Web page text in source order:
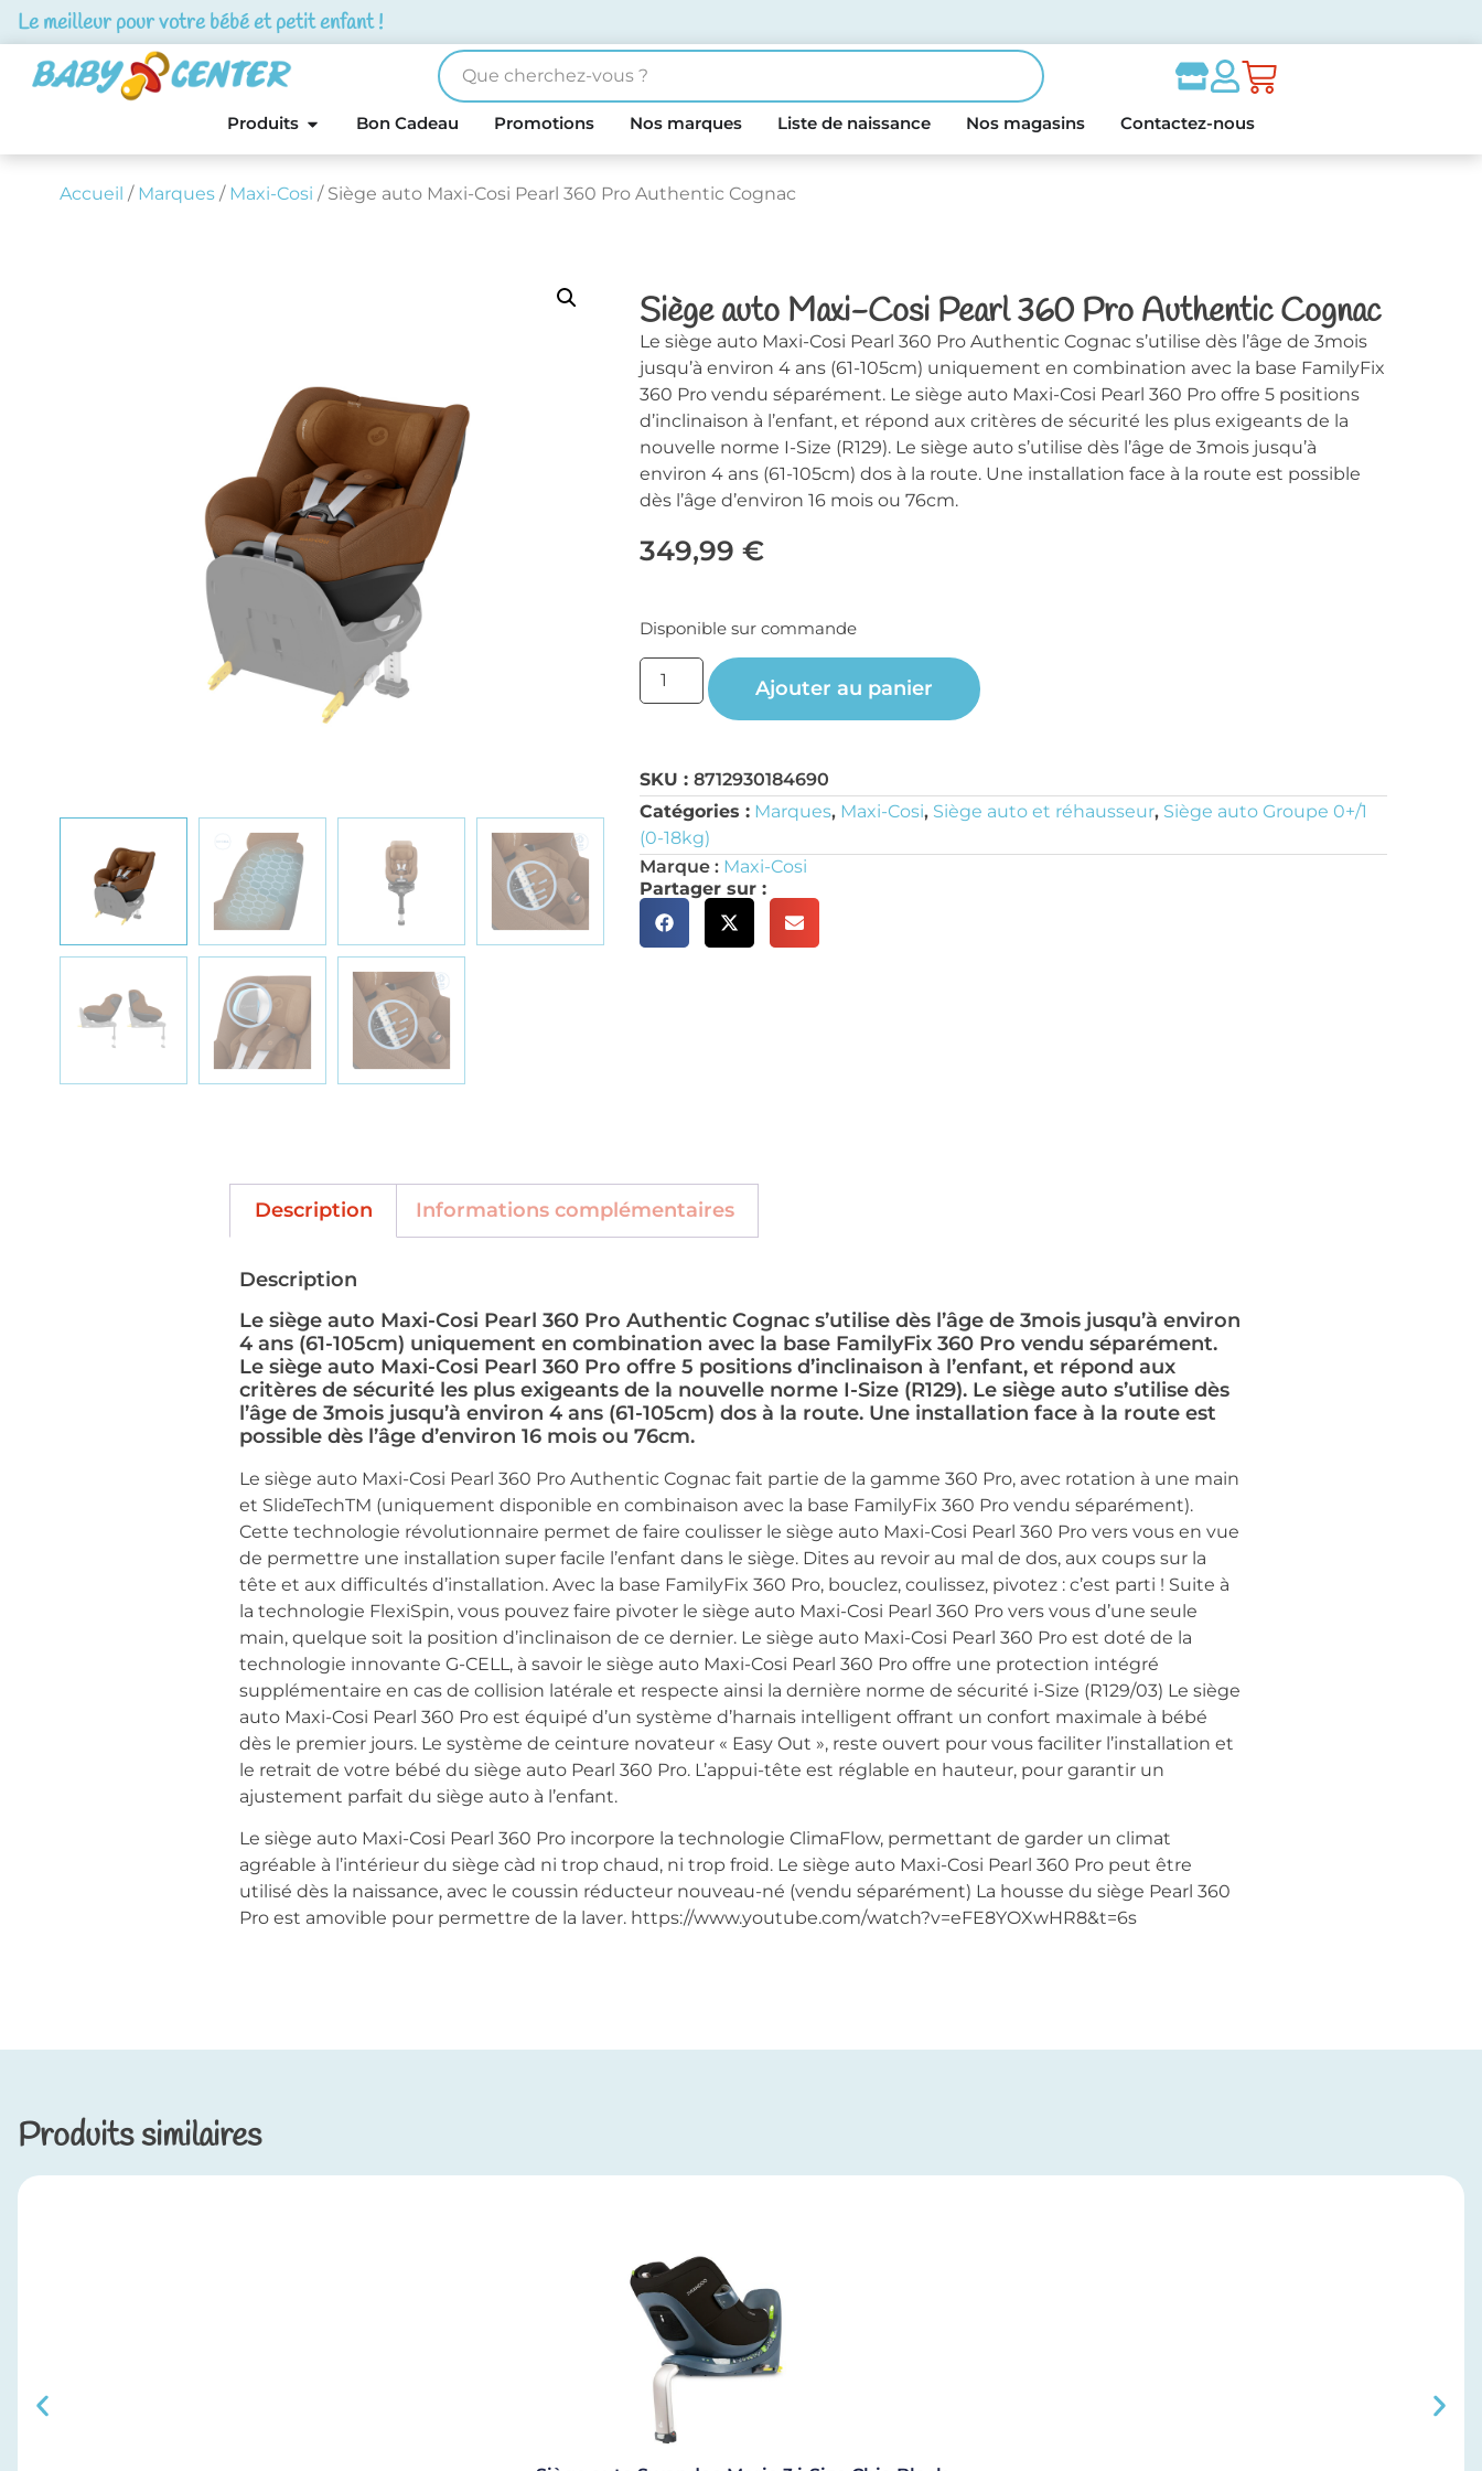
Le meilleur pour votre bébé et petit enfant !
Produits Bon Cadeau Promotions Nos marques Liste de naissance Nos magasins Contactez-nous
Accueil / Marques/ Maxi-Cosi / Siège auto Maxi-Cosi Pearl 360 Pro Authentic Cognac
Siège auto Maxi-Cosi Pearl 360 Pro Authentic Cognac
Le siège auto Maxi-Cosi Pearl 360 Pro Authentic Cognac s’utilise dès l’âge de 3mois
jusqu’à environ 4 ans (61-105cm) uniquement en combination avec la base FamilyFix
360 Pro vendu séparément. Le siège auto Maxi-Cosi Pearl 360 Pro offre 5 positions
d’inclinaison à l’enfant, et répond aux critères de sécurité les plus exigeants de la
nouvelle norme I-Size (R129). Le siège auto s’utilise dès l’âge de 3mois jusqu’à
environ 4 ans (61-105cm) dos à la route. Une installation face à la route est possible
dès l’âge d’environ 16 mois ou 76cm.
349,99€
Disponible sur commande
Ajouter au panier
SKU :8712930184690
Catégories : Marques, Maxi-Cosi, Siège auto et réhausseur, Siège auto Groupe 0+/1
(0-18kg)
Marque : Maxi-Cosi
Partager sur :
Description Informations complémentaires
Description
Le siège auto Maxi-Cosi Pearl 360 Pro Authentic Cognac s’utilise dès l’âge de 3mois jusqu’à environ
4 ans (61-105cm) uniquement en combination avec la base FamilyFix 360 Pro vendu séparément.
Le siège auto Maxi-Cosi Pearl 360 Pro offre 5 positions d’inclinaison à l’enfant, et répond aux
critères de sécurité les plus exigeants de la nouvelle norme I-Size (R129). Le siège auto s’utilise dès
l’âge de 3mois jusqu’à environ 4 ans (61-105cm) dos à la route. Une installation face à la route est
possible dès l’âge d’environ 16 mois ou 76cm.
Le siège auto Maxi-Cosi Pearl 360 Pro Authentic Cognac fait partie de la gamme 360 Pro, avec rotation à une main
et SlideTechTM (uniquement disponible en combinaison avec la base FamilyFix 360 Pro vendu séparément).
Cette technologie révolutionnaire permet de faire coulisser le siège auto Maxi-Cosi Pearl 360 Pro vers vous en vue
de permettre une installation super facile l’enfant dans le siège. Dites au revoir au mal de dos, aux coups sur la
tête et aux difficultés d’installation. Avec la base FamilyFix 360 Pro, bouclez, coulissez, pivotez : c’est parti ! Suite à
la technologie FlexiSpin, vous pouvez faire pivoter le siège auto Maxi-Cosi Pearl 360 Pro vers vous d’une seule
main, quelque soit la position d’inclinaison de ce dernier. Le siège auto Maxi-Cosi Pearl 360 Pro est doté de la
technologie innovante G-CELL, à savoir le siège auto Maxi-Cosi Pearl 360 Pro offre une protection intégré
supplémentaire en cas de collision latérale et respecte ainsi la dernière norme de sécurité i-Size (R129/03) Le siège
auto Maxi-Cosi Pearl 360 Pro est équipé d’un système d’harnais intelligent offrant un confort maximale à bébé
dès le premier jours. Le système de ceinture novateur « Easy Out », reste ouvert pour vous faciliter l’installation et
le retrait de votre bébé du siège auto Pearl 360 Pro. L’appui-tête est réglable en hauteur, pour garantir un
ajustement parfait du siège auto à l’enfant.
Le siège auto Maxi-Cosi Pearl 360 Pro incorpore la technologie ClimaFlow, permettant de garder un climat
agréable à l’intérieur du siège càd ni trop chaud, ni trop froid. Le siège auto Maxi-Cosi Pearl 360 Pro peut être
utilisé dès la naissance, avec le coussin réducteur nouveau-né (vendu séparément) La housse du siège Pearl 360
Pro est amovible pour permettre de la laver. https://www.youtube.com/watch?v=eFE8YOXwHR8&t=6s
Produits similaires